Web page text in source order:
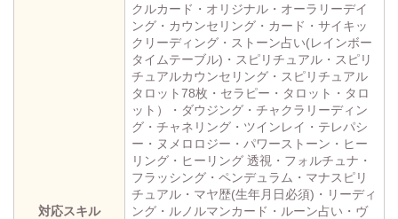
対応スキル
クルカード・オリジナル・オーラリーデイ
ング・カウンセリング・カード・サイキッ
クリーディング・ストーン占い(レインボー
タイムテーブル)・スピリチュアル・スピリ
チュアルカウンセリング・スピリチュアル
タロット78枚・セラピー・タロット・タロ
ット）・ダウジング・チャクラリーディン
グ・チャネリング・ツインレイ・テレパシ
ー・ヌメロロジー・パワーストーン・ヒー
リング・ヒーリング 透視・フォルチュナ・
フラッシング・ペンデュラム・マナスピリ
チュアル・マヤ歴(生年月日必須)・リーディ
ング・ルノルマンカード・ルーン占い・ヴ